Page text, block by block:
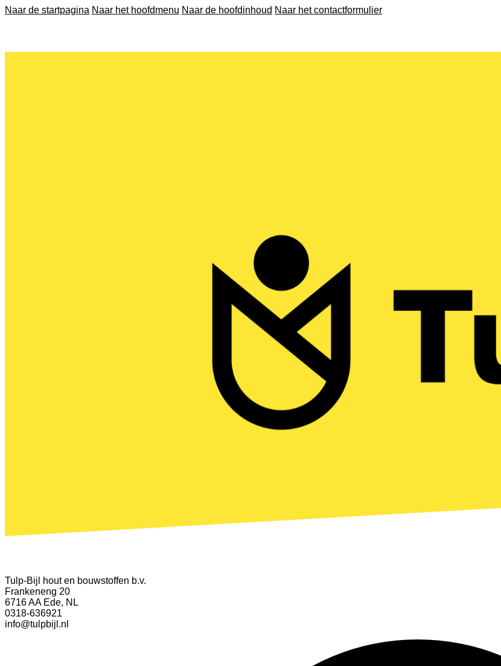
Naar de startpagina Naar het hoofdmenu Naar de hoofdinhoud Naar het contactformulier
Tulp-Bijl hout en bouwstoffen b.v.
Frankeneng 20
6716 AA Ede, NL
0318-636921
info@tulpbijl.nl